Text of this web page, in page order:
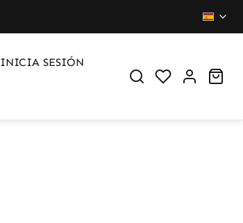
INICIA SESIÓN
You have 0